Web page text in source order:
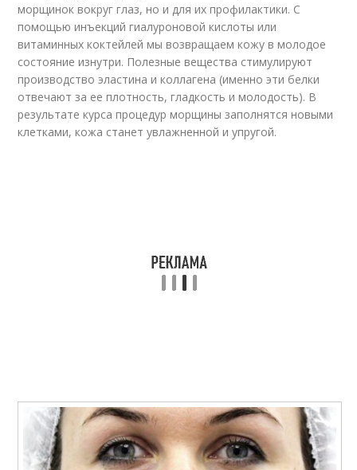
морщинок вокруг глаз, но и для их профилактики. С
помощью инъекций гиалуроновой кислоты или
витаминных коктейлей мы возвращаем кожу в молодое
состояние изнутри. Полезные вещества стимулируют
производство эластина и коллагена (именно эти белки
отвечают за ее плотность, гладкость и молодость). В
результате курса процедур морщины заполнятся новыми
клетками, кожа станет увлажненной и упругой.